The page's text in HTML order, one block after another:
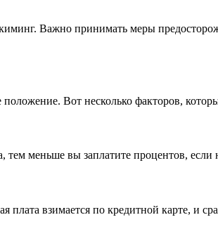
Важно принимать меры
Вот несколько факторов,
меньше вы заплатите процентов, если
плата взимается по кредитной карте, и